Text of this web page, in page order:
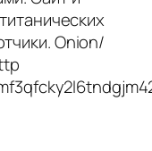
Onion/